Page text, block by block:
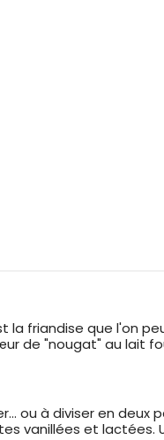
la friandise que l'on
de "nougat" au lait
ou à diviser en deux
vanillées et lactées.